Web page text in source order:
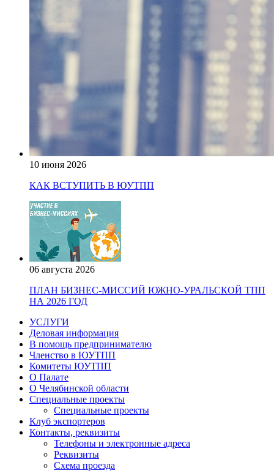
10 июня 2026
КАК ВСТУПИТЬ В ЮУТПП
06 августа 2026
ПЛАН БИЗНЕС-МИССИЙ ЮЖНО-УРАЛЬСКОЙ ТПП
НА 2026 ГОД
УСЛУГИ
Деловая информация
В помощь предпринимателю
Членство в ЮУТПП
Комитеты ЮУТПП
О Палате
О Челябинской области
Специальные проекты
Специальные проекты
Клуб экспортеров
Контакты, реквизиты
Телефоны и электронные адреса
Реквизиты
Схема проезда